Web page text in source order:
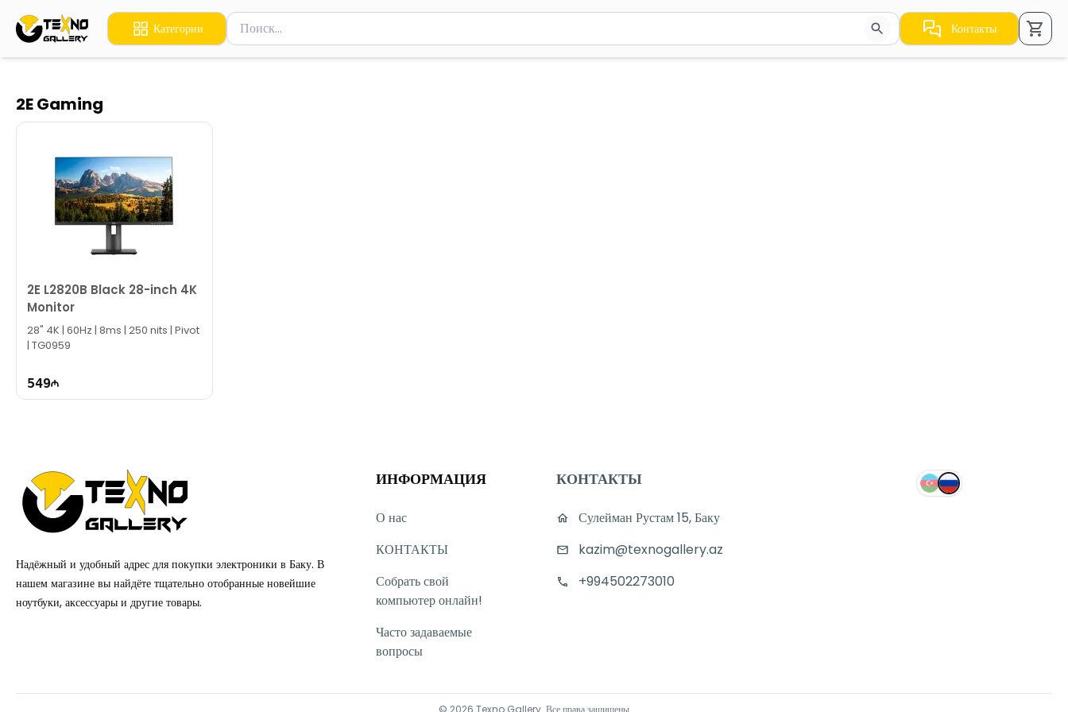
Категории
Поиск товаров
Введите минимум 2 символа для поиска. Нажмите Enter для отправки или используйте стрелки для навигации по результатам.
Контакты
2E Gaming
2E L2820B Black 28-inch 4K
Monitor
28" 4K | 60Hz | 8ms | 250 nits | Pivot
| TG0959
549
Надёжный и удобный адрес для покупки электроники в Баку. В
нашем магазине вы найдёте тщательно отобранные новейшие
ноутбуки, аксессуары и другие товары.
ИНФОРМАЦИЯ
О нас
КОНТАКТЫ
Собрать свой
компьютер онлайн!
Часто задаваемые
вопросы
КОНТАКТЫ
Сулейман Рустам 15, Баку
kazim@texnogallery.az
+994502273010
© 2026 Texno Gallery Все права защищены